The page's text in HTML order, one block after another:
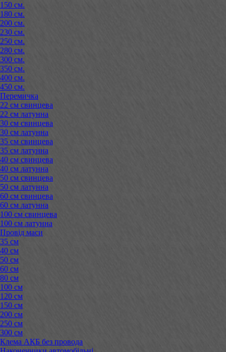
150 см.
180 см.
200 см.
230 см.
250 см.
280 см.
300 см.
350 см.
400 см.
450 см.
Перемичка
22 см свинцева
22 см латунна
30 см свинцева
30 см латунна
35 см свинцева
35 см латунна
40 см свинцева
40 см латунна
50 см свинцева
50 см латунна
60 см свинцева
60 см латунна
100 см свинцева
100 см латунна
Провід маси
35 см
40 см
50 см
60 см
80 см
100 см
120 см
150 см
200 см
250 см
300 см
Клема АКБ без провода